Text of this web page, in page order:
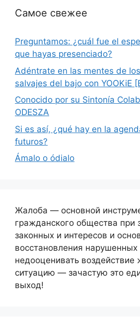
Самое свежее
Preguntamos: ¿cuál fue el
que hayas presenciado?
Adéntrate en las mentes de
salvajes del bajo con YOOKiE
Conocido por su Sintonía
ODESZA
Si es así, ¿qué hay en la
futuros?
Ámalo o ódialo
Жалоба — основной
гражданского общества при
законных и интересов и
восстановления
недооценивать воздействие
ситуацию — зачастую это
выход!